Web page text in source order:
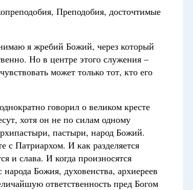
Преподобия, досточтимые
я жребий Божий, через который
Но в центре этого служения –
может только тот, кто его
говорил о великом кресте
хотя он не по силам одному
пастыри, народ Божий.
с Патриархом. И как разделяется
и слава. И когда произносятся
Божия, духовенства, архиереев
ответственность пред Богом